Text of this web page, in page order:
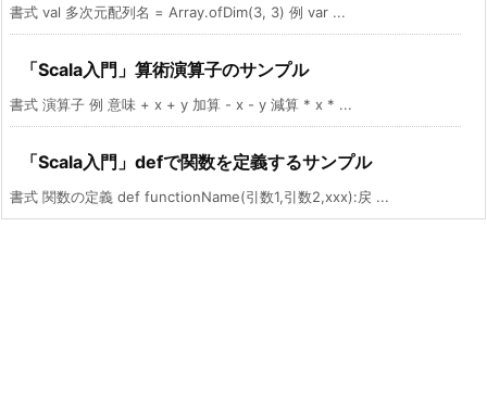
書式 val 多次元配列名 = Array.ofDim(3, 3) 例 var ...
「Scala入門」算術演算子のサンプル
書式 演算子 例 意味 + x + y 加算 - x - y 減算 * x * ...
「Scala入門」defで関数を定義するサンプル
書式 関数の定義 def functionName(引数1,引数2,xxx):戻 ...